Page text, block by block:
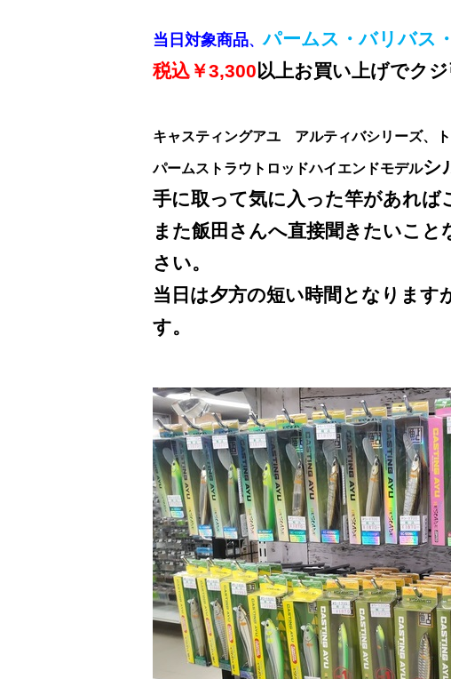
当日対象商品、パームス・バリバス
税込￥3,300以上お買い上げでク
キャスティングアユ アルティバシリーズ、
パームストラウトロッドハイエンドモデルシ
手に取って気に入った竿があれば
また飯田さんへ直接聞きたいこ
さい。
当日は夕方の短い時間となります
す。